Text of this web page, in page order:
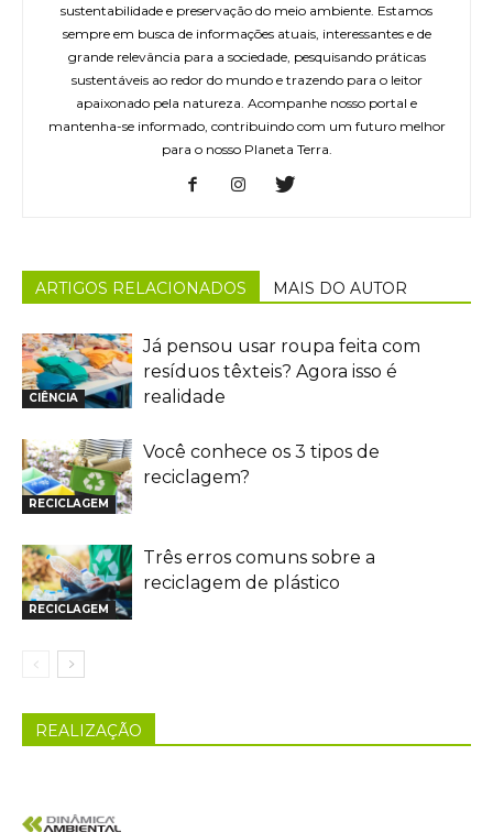
sustentabilidade e preservação do meio ambiente. Estamos
sempre em busca de informações atuais, interessantes e de
grande relevância para a sociedade, pesquisando práticas
sustentáveis ao redor do mundo e trazendo para o leitor
apaixonado pela natureza. Acompanhe nosso portal e
mantenha-se informado, contribuindo com um futuro melhor
para o nosso Planeta Terra.
ARTIGOS RELACIONADOS MAIS DO AUTOR
CIÊNCIA
Já pensou usar roupa feita com
resíduos têxteis? Agora isso é
realidade
RECICLAGEM
Você conhece os 3 tipos de
reciclagem?
RECICLAGEM
Três erros comuns sobre a
reciclagem de plástico
REALIZAÇÃO